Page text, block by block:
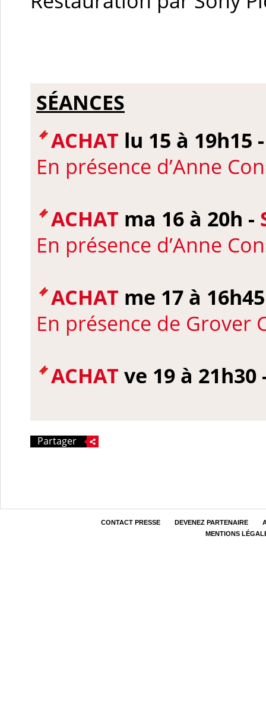
SÉANCES
ACHAT lu 15 à 19h15
En présence d’Anne
ACHAT ma 16 à 20h -
En présence d’Anne
ACHAT me 17 à
En présence de Grover
ACHAT ve 19 à 21h30
Partager
CONTACT PRESSE DEVENEZ PARTENAIRE
MENTIONS